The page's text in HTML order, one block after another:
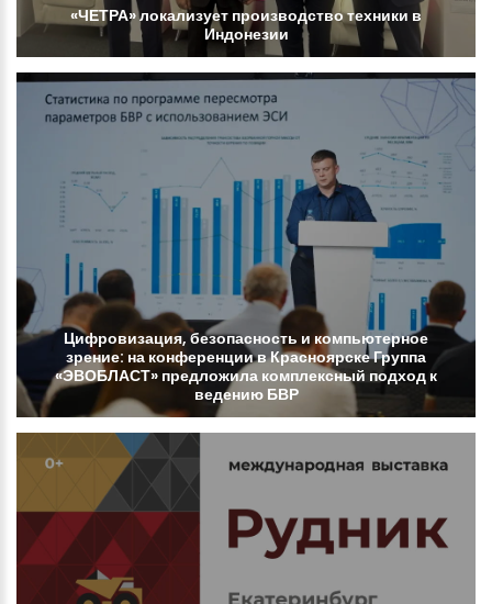
«ЧЕТРА»локализует производствотехники в
Индонезии
Цифровизация, безопасность и компьютерное
зрение: на конференциивКрасноярскеГруппа
«ЭВОБЛАСТ» предложила комплексный подход к
ведению БВР